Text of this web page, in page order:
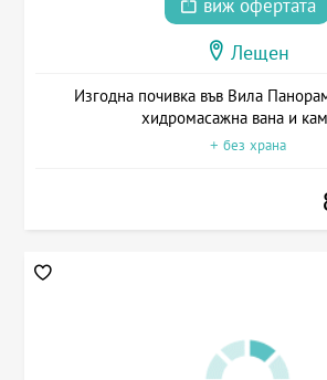
виж офертата
Лещен
Изгодна почивка във Вила
хидромасажна вана и
+ без храна